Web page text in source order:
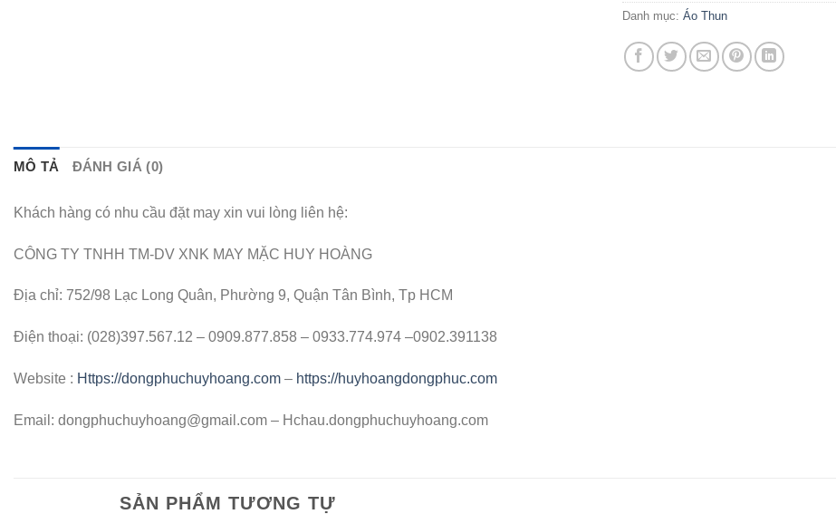
Danh mục: Áo Thun
MÔ TẢ ĐÁNH GIÁ (0)
Khách hàng có nhu cầu đặt may xin vui lòng liên hệ:
CÔNG TY TNHH TM-DV XNK MAY MẶC HUY HOÀNG
Địa chỉ: 752/98 Lạc Long Quân, Phường 9, Quận Tân Bình, Tp HCM
Điện thoại: (028)397.567.12 – 0909.877.858 – 0933.774.974 –0902.391138
Website : Https://dongphuchuyhoang.com – https://huyhoangdongphuc.com
Email: dongphuchuyhoang@gmail.com – Hchau.dongphuchuyhoang.com
SẢN PHẨM TƯƠNG TỰ